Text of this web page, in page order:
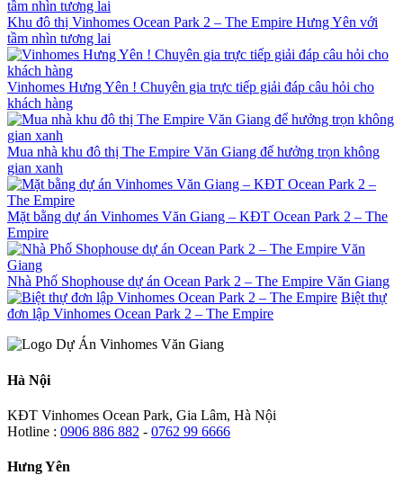
Khu đô thị Vinhomes Ocean Park 2 – The Empire Hưng Yên với
tầm nhìn tương lai
Vinhomes Hưng Yên ! Chuyên gia trực tiếp giải đáp câu hỏi cho
khách hàng
Mua nhà khu đô thị The Empire Văn Giang để hưởng trọn không
gian xanh
Mặt bằng dự án Vinhomes Văn Giang – KĐT Ocean Park 2 – The
Empire
Nhà Phố Shophouse dự án Ocean Park 2 – The Empire Văn Giang
Biệt thự
đơn lập Vinhomes Ocean Park 2 – The Empire
Hà Nội
KĐT Vinhomes Ocean Park, Gia Lâm, Hà Nội
Hotline : 0906 886 882 - 0762 99 6666
Hưng Yên